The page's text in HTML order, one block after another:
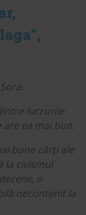
lucrurile
ea mai bun.
bune cărți ale
la civismul
o
necontenit la